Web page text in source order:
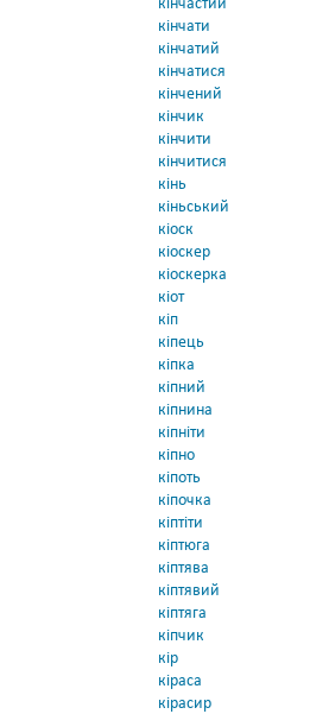
кінчастий
кінчати
кінчатий
кінчатися
кінчений
кінчик
кінчити
кінчитися
кінь
кіньський
кіоск
кіоскер
кіоскерка
кіот
кіп
кіпець
кіпка
кіпний
кіпнина
кіпніти
кіпно
кіпоть
кіпочка
кіптіти
кіптюга
кіптява
кіптявий
кіптяга
кіпчик
кір
кіраса
кірасир